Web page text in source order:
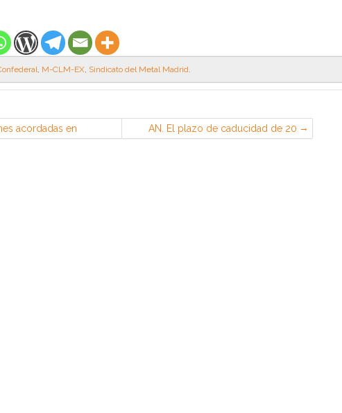
, M-CLM-EX, Sindicato del Metal Madrid.
acordadas en
derogación de la
AN. El plazo de caducidad de 20
días para la presentación de